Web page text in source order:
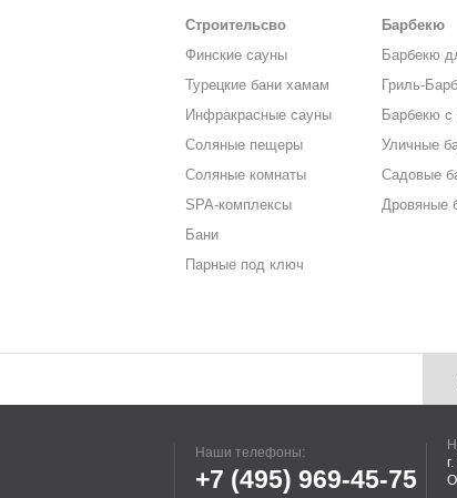
Строительсво
Финские сауны
Турецкие бани хамам
Инфракрасные сауны
Соляные пещеры
Соляные комнаты
SPA-комплексы
Бани
Парные под ключ
Барбекю
Барбекю
Гриль-
Барбекю с
Уличные
Садовые
Дровяные
Наши телефоны:
+7 (495) 969-45-75